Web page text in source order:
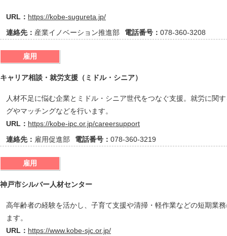
URL： https://kobe-sugureta.jp/
連絡先： 産業イノベーション推進部 電話番号： 078-360-3208
雇用
キャリア相談・就労支援（ミドル・シニア）
人材不足に悩む企業とミドル・シニア世代をつなぐ支援。就労に関
グやマッチングなどを行います。
URL： https://kobe-ipc.or.jp/careersupport
連絡先： 雇用促進部 電話番号： 078-360-3219
雇用
神戸市シルバー人材センター
高年齢者の経験を活かし、子育て支援や清掃・軽作業などの短期業
ます。
URL： https://www.kobe-sjc.or.jp/